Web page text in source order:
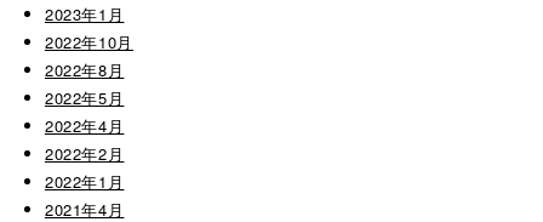
2023年1月
2022年10月
2022年8月
2022年5月
2022年4月
2022年2月
2022年1月
2021年4月